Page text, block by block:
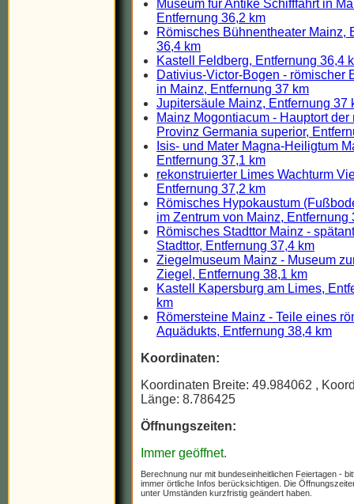
Museum für Antike Schifffahrt in
Entfernung 36,2 km
Römisches Bühnentheater Mainz,
36,4 km
Kastell Feldberg, Entfernung 36,4
Dativius-Victor-Bogen - römischer
in Mainz, Entfernung 37 km
Jupitersäule Mainz, Entfernung 37
Mainz Mogontiacum - Hauptort der
Provinz Germania superior,
Isis- und Mater Magna-Heiligtum
Entfernung 37,1 km
rekonstruierter Limes Wachturm
Entfernung 37,2 km
Römisches Hypokaustum
im Zentrum von Mainz, Entfernung
Römisches Stadttor Mainz -
Stadttor, Entfernung 37,4 km
Ziegelmuseum Mainz - Museum
Ziegel, Entfernung 38,1 km
Kastell Kapersburg am Limes,
km
Römersteine Mainz - Teile eines
Aquädukts, Entfernung 38,4 km
Koordinaten:
Koordinaten Breite: 49.984062 ,
Länge: 8.786425
Öffnungszeiten:
Immer geöffnet.
Berechnung nur mit bundeseinheitlichen Feiertagen -
immer örtliche Infos berücksichtigen. Die
unter Umständen kurzfristig geändert haben.